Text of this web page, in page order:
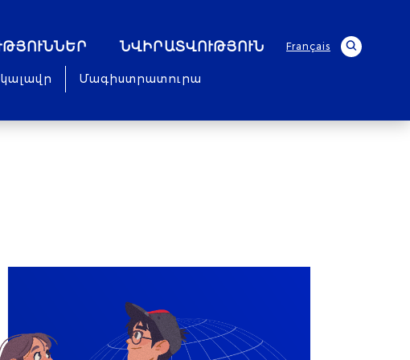
ՆՎԻՐԱՏՎՈՒԹՅՈՒՆ Français
Մագիստրատուրա